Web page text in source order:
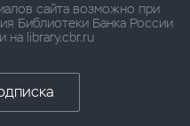
сайта возможно при
Библиотеки Банка России
на library.cbr.ru